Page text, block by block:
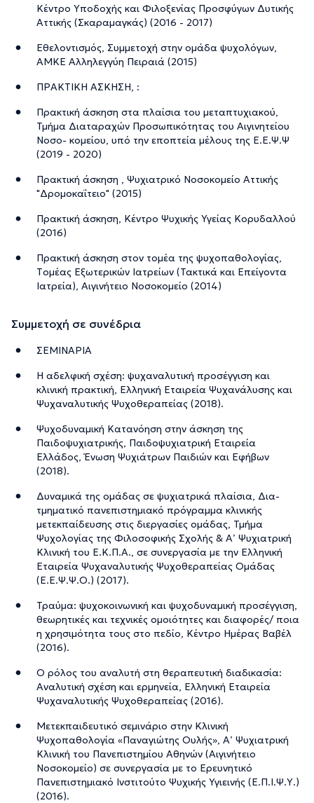
Κέντρο Υποδοχής και Φιλοξενίας Προσφύγων Δυτικής
Αττικής (Σκαραμαγκάς) (2016 - 2017)
Εθελοντισμός, Συμμετοχή στην ομάδα ψυχολόγων,
ΑΜΚΕ Αλληλεγγύη Πειραιά (2015)
ΠΡΑΚΤΙΚΗ ΑΣΚΗΣΗ, :
Πρακτική άσκηση στα πλαίσια του μεταπτυχιακού,
Τμήμα Διαταραχών Προσωπικότητας του Αιγινητείου
Νοσο- κομείου, υπό την εποπτεία μέλους της Ε.Ε.Ψ.Ψ
(2019 - 2020)
Πρακτική άσκηση , Ψυχιατρικό Νοσοκομείο Αττικής
"Δρομοκαΐτειο" (2015)
Πρακτική άσκηση, Κέντρο Ψυχικής Υγείας Κορυδαλλού
(2016)
Πρακτική άσκηση στον τομέα της ψυχοπαθολογίας,
Tομέας Εξωτερικών Ιατρείων (Τακτικά και Επείγοντα
Ιατρεία), Αιγινήτειο Νοσοκομείο (2014)
Συμμετοχή σε συνέδρια
ΣΕΜΙΝΑΡΙΑ
Η αδελφική σχέση: ψυχαναλυτική προσέγγιση και
κλινική πρακτική, Ελληνική Εταιρεία Ψυχανάλυσης και
Ψυχαναλυτικής Ψυχοθεραπείας (2018).
Ψυχοδυναμική Κατανόηση στην άσκηση της
Παιδοψυχιατρικής, Παιδοψυχιατρική Εταιρεία
Ελλάδος, Ένωση Ψυχιάτρων Παιδιών και Εφήβων
(2018).
Δυναμικά της ομάδας σε ψυχιατρικά πλαίσια, Δια-
τμηματικό πανεπιστημιακό πρόγραμμα κλινικής
μετεκπαίδευσης στις διεργασίες ομάδας, Τμήμα
Ψυχολογίας της Φιλοσοφικής Σχολής & Α’ Ψυχιατρική
Κλινική του Ε.Κ.Π.Α., σε συνεργασία με την Ελληνική
Εταιρεία Ψυχαναλυτικής Ψυχοθεραπείας Ομάδας
(Ε.Ε.Ψ.Ψ.Ο.) (2017).
Τραύμα: ψυχοκοινωνική και ψυχοδυναμική προσέγγιση,
θεωρητικές και τεχνικές ομοιότητες και διαφορές/ ποια
η χρησιμότητα τους στο πεδίο, Κέντρο Ημέρας Βαβέλ
(2016).
Ο ρόλος του αναλυτή στη θεραπευτική διαδικασία:
Αναλυτική σχέση και ερμηνεία, Ελληνική Εταιρεία
Ψυχαναλυτικής Ψυχοθεραπείας (2016).
Μετεκπαιδευτικό σεμινάριο στην Κλινική
Ψυχοπαθολογία «Παναγιώτης Ουλής», Α’ Ψυχιατρική
Κλινική του Πανεπιστημίου Αθηνών (Αιγινήτειο
Νοσοκομείο) σε συνεργασία με το Ερευνητικό
Πανεπιστημιακό Ινστιτούτο Ψυχικής Υγιεινής (Ε.Π.Ι.Ψ.Υ.)
(2016).